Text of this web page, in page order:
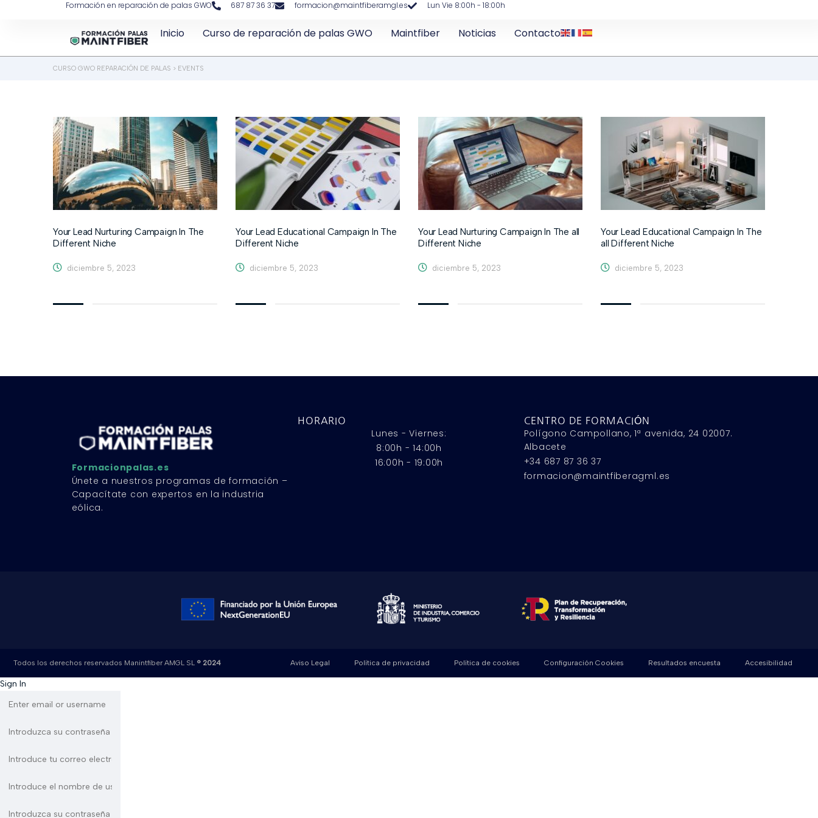
Formación en reparación de palas GWO 687 87 36 37 formacion@maintfiberamgl.es Lun Vie 8:00h - 18:00h
Inicio Curso de reparación de palas GWO Maintfiber Noticias Contacto
CURSO GWO REPARACIÓN DE PALAS > EVENTS
Your Lead Nurturing Campaign In The
Different Niche
diciembre 5, 2023
Your Lead Educational Campaign In The
Different Niche
diciembre 5, 2023
Your Lead Nurturing Campaign In The all
Different Niche
diciembre 5, 2023
Your Lead Educational Campaign In The
all Different Niche
diciembre 5, 2023
Formacionpalas.es
Únete a nuestros programas de formación –
Capacítate con expertos en la industria
eólica.
HORARIO
Lunes - Viernes:
8:00h - 14:00h
16:00h - 19:00h
CENTRO DE FORMACIÓN
Polígono Campollano, 1ª avenida, 24 02007.
Albacete
+34 687 87 36 37
formacion@maintfiberagml.es
Todos los derechos reservados Manintfiber AMGL SL ® 2024 Aviso Legal Política de privacidad Política de cookies Configuración Cookies Resultados encuesta Accesibilidad
Sign In